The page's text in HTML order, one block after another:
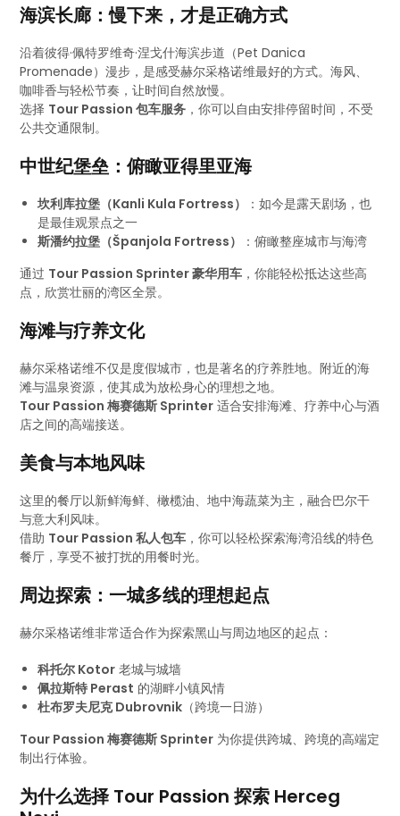
海滨长廊：慢下来，才是正确方式
沿着彼得·佩特罗维奇·涅戈什海滨步道（Pet Danica
Promenade）漫步，是感受赫尔采格诺维最好的方式。海风、
咖啡香与轻松节奏，让时间自然放慢。
选择 Tour Passion 包车服务 ，你可以自由安排停留时间，不受
公共交通限制。
中世纪堡垒：俯瞰亚得里亚海
坎利库拉堡（Kanli Kula Fortress）
：如今是露天剧场，也
是最佳观景点之一
斯潘约拉堡（Španjola Fortress）
：俯瞰整座城市与海湾
通过 Tour Passion Sprinter 豪华用车 ，你能轻松抵达这些高
点，欣赏壮丽的湾区全景。
海滩与疗养文化
赫尔采格诺维不仅是度假城市，也是著名的疗养胜地。附近的海
滩与温泉资源，使其成为放松身心的理想之地。
Tour Passion 梅赛德斯 Sprinter 适合安排海滩、疗养中心与酒
店之间的高端接送。
美食与本地风味
这里的餐厅以新鲜海鲜、橄榄油、地中海蔬菜为主，融合巴尔干
与意大利风味。
借助 Tour Passion 私人包车 ，你可以轻松探索海湾沿线的特色
餐厅，享受不被打扰的用餐时光。
周边探索：一城多线的理想起点
赫尔采格诺维非常适合作为探索黑山与周边地区的起点：
科托尔 Kotor 老城与城墙
佩拉斯特 Perast 的湖畔小镇风情
杜布罗夫尼克 Dubrovnik （跨境一日游）
Tour Passion 梅赛德斯 Sprinter 为你提供跨城、跨境的高端定
制出行体验。
为什么选择 Tour Passion 探索 Herceg